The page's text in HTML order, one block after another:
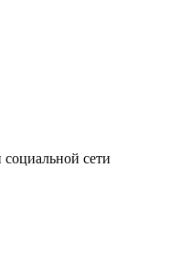
сети